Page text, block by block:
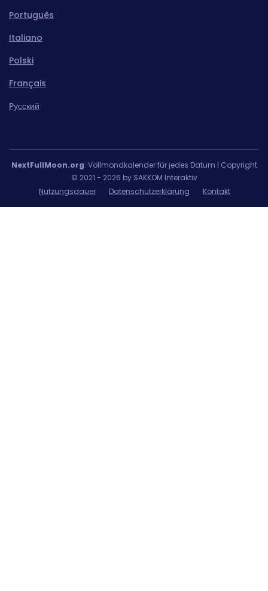
Português
Italiano
Polski
Français
Pусский
NextFullMoon.org: Vollmondkalender für jedes Datum | Copyright
© 2021 - 2026 by SAKKOM Interaktiv
Nutzungsdauer
Datenschutzerklärung Kontakt